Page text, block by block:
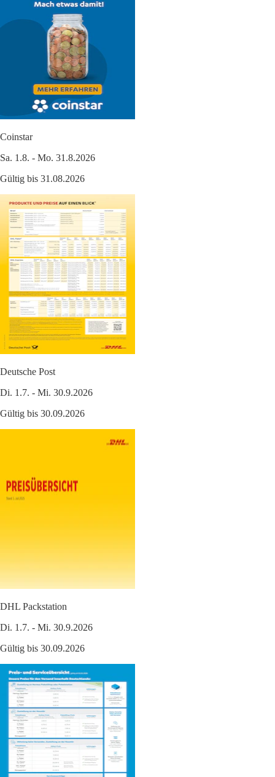
Coinstar
Sa. 1.8. - Mo. 31.8.2026
Gültig bis 31.08.2026
Deutsche Post
Di. 1.7. - Mi. 30.9.2026
Gültig bis 30.09.2026
DHL Packstation
Di. 1.7. - Mi. 30.9.2026
Gültig bis 30.09.2026